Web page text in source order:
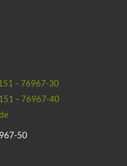
– 76967-30
– 76967-40
50